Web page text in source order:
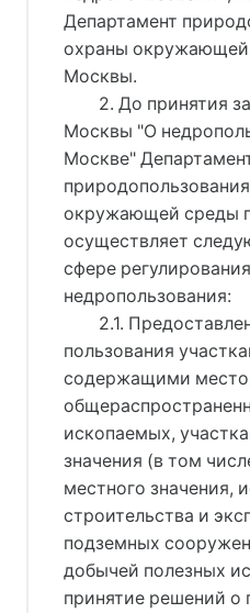
Департамент
охраны окружающей
Москвы.
2. До принятия
Москвы "О
Москве"
окружающей среды
осуществляет
сфере
недропользования:
2.1.
пользования
содержащими
ископаемых,
значения (в том
местного значения,
строительства и
подземных
добычей полезных
принятие решений о